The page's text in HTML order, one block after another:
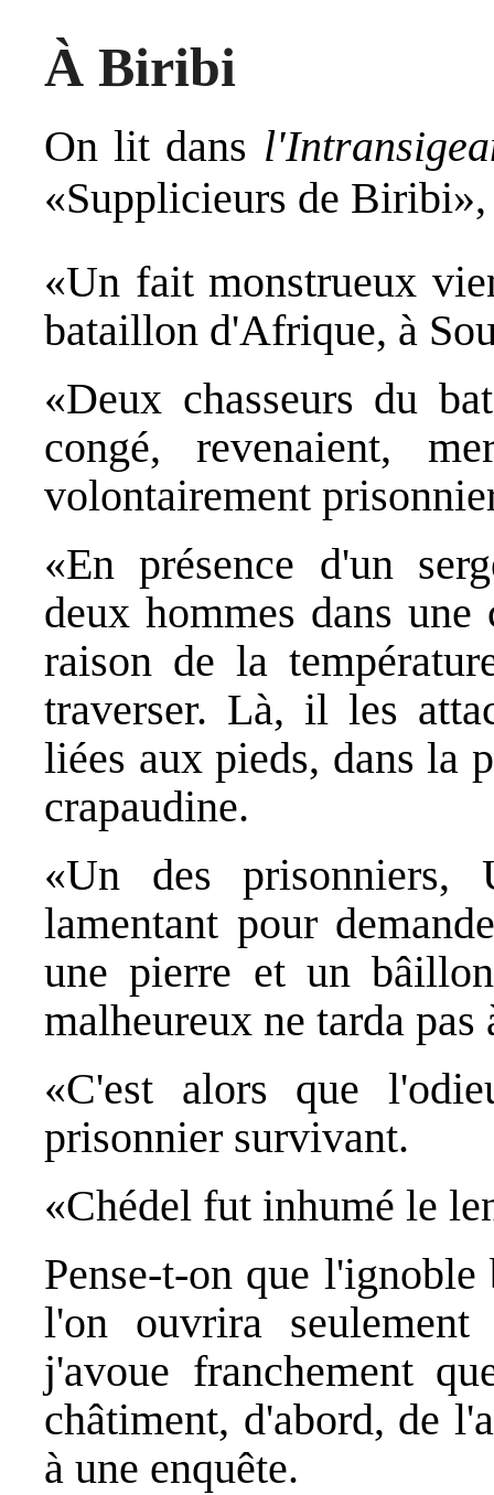
À Biribi
On lit dans
«Supplicieurs de
«Un fait monstrueux
bataillon d'Afrique, à
«Deux chasseurs du
congé, revenaient,
volontairement
«En présence d'un
deux hommes dans
raison de la
traverser. Là, il les
liées aux pieds, dans la
crapaudine.
«Un des prisonniers,
lamentant pour
une pierre et un
malheureux ne tarda
«C'est alors que
prisonnier survivant.
«Chédel fut inhumé le
Pense-t-on que
l'on ouvrira
j'avoue franchement
châtiment, d'abord, de
à une enquête.